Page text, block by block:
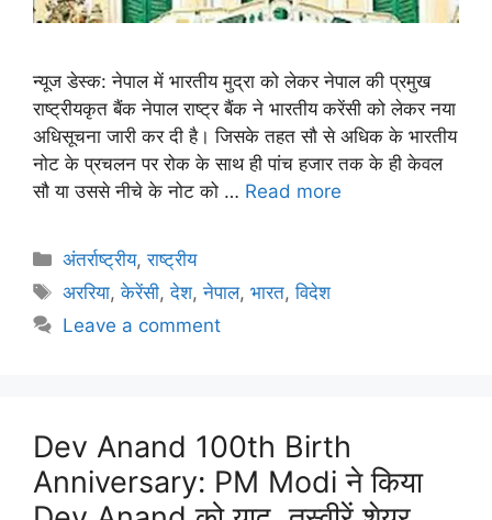
न्यूज डेस्क: नेपाल में भारतीय मुद्रा को लेकर नेपाल की प्रमुख
राष्ट्रीयकृत बैंक नेपाल राष्ट्र बैंक ने भारतीय करेंसी को लेकर नया
अधिसूचना जारी कर दी है। जिसके तहत सौ से अधिक के भारतीय
नोट के प्रचलन पर रोक के साथ ही पांच हजार तक के ही केवल
सौ या उससे नीचे के नोट को … Read more
अंतर्राष्ट्रीय,राष्ट्रीय
अररिया,केरेंसी,देश,नेपाल,भारत,विदेश
Leave a comment
Dev Anand 100th Birth
Anniversary: PM Modi ने किया